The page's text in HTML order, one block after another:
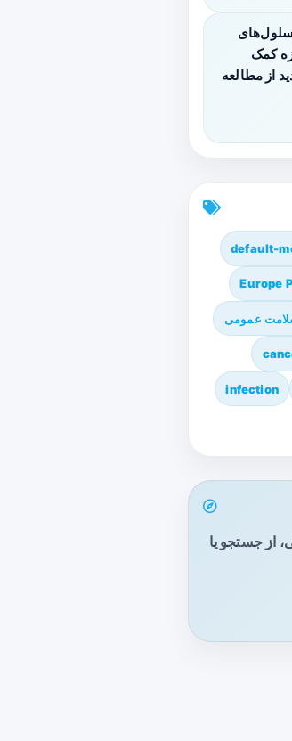
کمک
از مطالعه
default-
Europe
عمومی
infection
از جستجو یا